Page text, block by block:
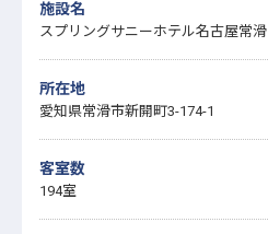
施設名
スプリングサニーホテル名古屋常滑
所在地
愛知県常滑市新開町3-174-1
客室数
194室